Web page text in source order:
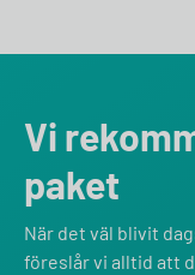
Vi
paket
När det väl blivit
föreslår vi alltid att